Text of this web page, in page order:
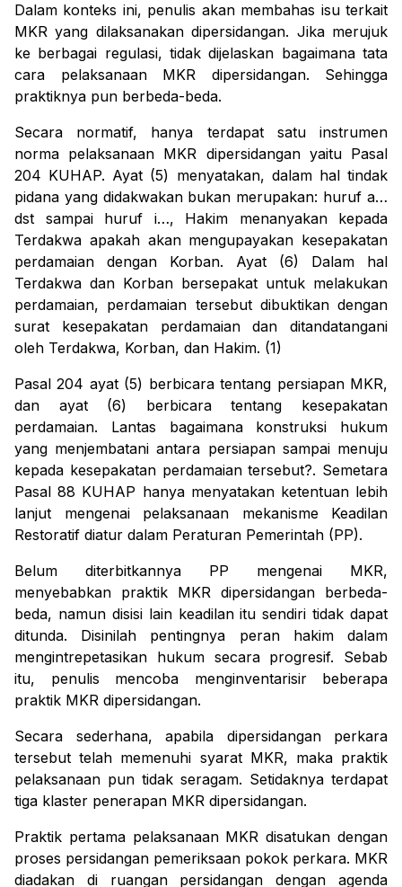
Dalam konteks ini, penulis akan membahas isu terkait
MKR yang dilaksanakan dipersidangan. Jika merujuk
ke berbagai regulasi, tidak dijelaskan bagaimana tata
cara pelaksanaan MKR dipersidangan. Sehingga
praktiknya pun berbeda-beda.
Secara normatif, hanya terdapat satu instrumen
norma pelaksanaan MKR dipersidangan yaitu Pasal
204 KUHAP. Ayat (5) menyatakan, dalam hal tindak
pidana yang didakwakan bukan merupakan: huruf a…
dst sampai huruf i…, Hakim menanyakan kepada
Terdakwa apakah akan mengupayakan kesepakatan
perdamaian dengan Korban. Ayat (6) Dalam hal
Terdakwa dan Korban bersepakat untuk melakukan
perdamaian, perdamaian tersebut dibuktikan dengan
surat kesepakatan perdamaian dan ditandatangani
oleh Terdakwa, Korban, dan Hakim. (1)
Pasal 204 ayat (5) berbicara tentang persiapan MKR,
dan ayat (6) berbicara tentang kesepakatan
perdamaian. Lantas bagaimana konstruksi hukum
yang menjembatani antara persiapan sampai menuju
kepada kesepakatan perdamaian tersebut?. Semetara
Pasal 88 KUHAP hanya menyatakan ketentuan lebih
lanjut mengenai pelaksanaan mekanisme Keadilan
Restoratif diatur dalam Peraturan Pemerintah (PP).
Belum diterbitkannya PP mengenai MKR,
menyebabkan praktik MKR dipersidangan berbeda-
beda, namun disisi lain keadilan itu sendiri tidak dapat
ditunda. Disinilah pentingnya peran hakim dalam
mengintrepetasikan hukum secara progresif. Sebab
itu, penulis mencoba menginventarisir beberapa
praktik MKR dipersidangan.
Secara sederhana, apabila dipersidangan perkara
tersebut telah memenuhi syarat MKR, maka praktik
pelaksanaan pun tidak seragam. Setidaknya terdapat
tiga klaster penerapan MKR dipersidangan.
Praktik pertama pelaksanaan MKR disatukan dengan
proses persidangan pemeriksaan pokok perkara. MKR
diadakan di ruangan persidangan dengan agenda